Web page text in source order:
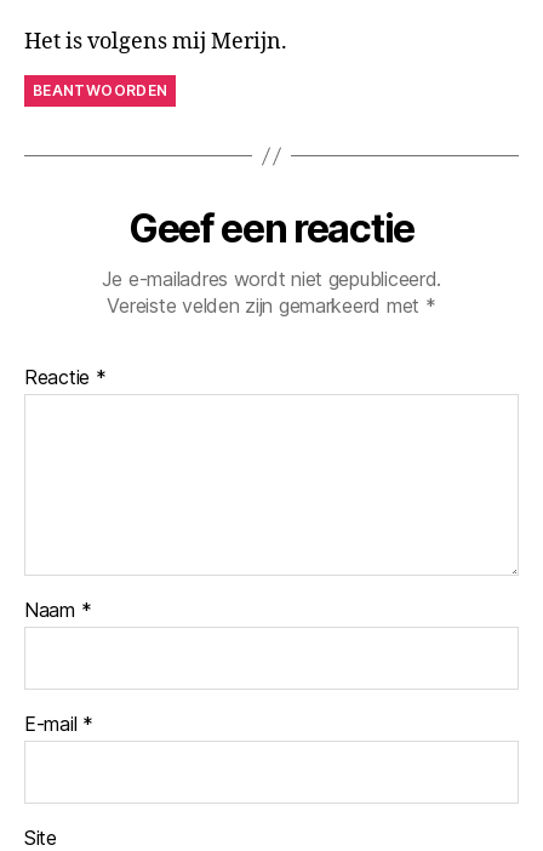
Het is volgens mij Merijn.
BEANTWOORDEN
Geef een reactie
Je e-mailadres wordt niet gepubliceerd.
Vereiste velden zijn gemarkeerd met *
Reactie *
Naam *
E-mail *
Site